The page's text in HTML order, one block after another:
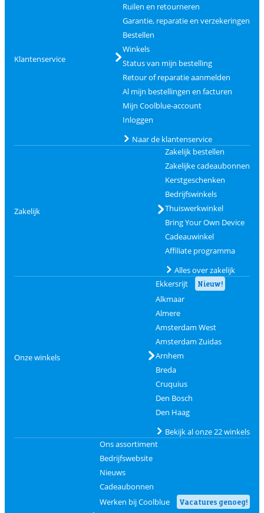
Klantenservice
Ruilen en retourneren
Garantie, reparatie en verzekeringen
Bestellen
Winkels
Status van mijn bestelling
Retour of reparatie aanmelden
Al mijn bestellingen en facturen
Mijn Coolblue-account
Inloggen
Naar de klantenservice
Zakelijk
Zakelijk bestellen
Zakelijke cadeaubonnen
Kerstgeschenken
Bedrijfswinkels
Thuiswerkwinkel
Bring Your Own Device
Cadeauwinkel
Affiliate programma
Alles over zakelijk
Onze winkels
Ekkersrijt Nieuw!
Alkmaar
Almere
Amsterdam West
Amsterdam Zuidas
Arnhem
Breda
Cruquius
Den Bosch
Den Haag
Bekijk al onze 22 winkels
Ons assortiment
Bedrijfswebsite
Nieuws
Cadeaubonnen
Werken bij Coolblue
Vacatures genoeg!